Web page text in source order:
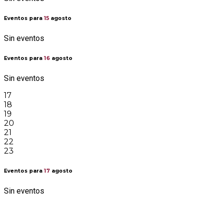
Eventos para 15 agosto
Sin eventos
Eventos para 16 agosto
Sin eventos
17
18
19
20
21
22
23
Eventos para 17 agosto
Sin eventos